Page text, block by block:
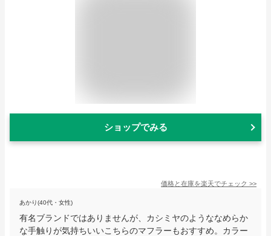
ショップでみる
価格と在庫を楽天でチェック >>
あかり(40代・女性)
有名ブランドではありませんが、カシミヤのようななめらか
な手触りが気持ちいいこちらのマフラーもおすすめ。カラー